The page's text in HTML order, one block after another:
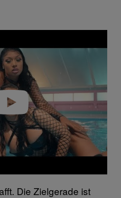
Play video
Die Zielgerade ist